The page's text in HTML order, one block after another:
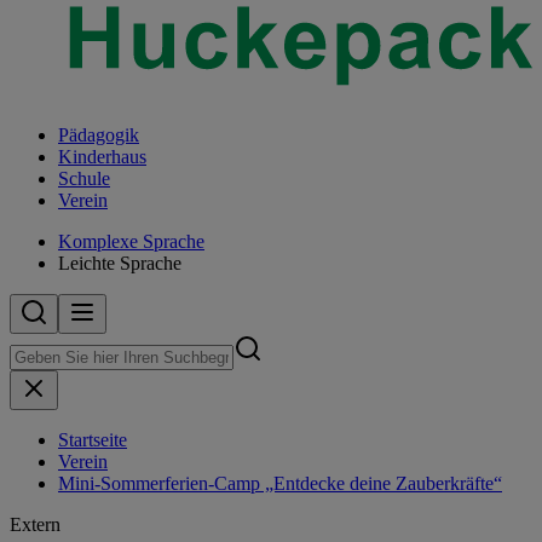
Pädagogik
Kinderhaus
Schule
Verein
Komplexe Sprache
Leichte Sprache
Startseite
Verein
Mini-Sommerferien-Camp „Entdecke deine Zauberkräfte“
Extern